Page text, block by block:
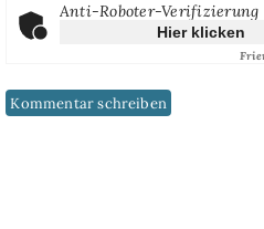
Anti-Roboter-Verifizierung
Hier klicken